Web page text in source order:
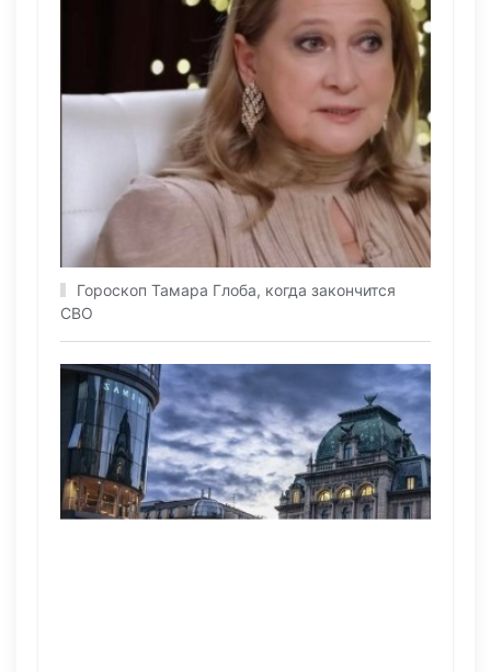
Гороскоп Тамара Глоба, когда закончится
СВО